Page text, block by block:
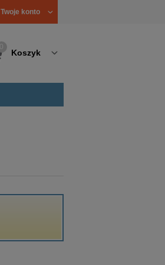
Twoje konto
Koszyk